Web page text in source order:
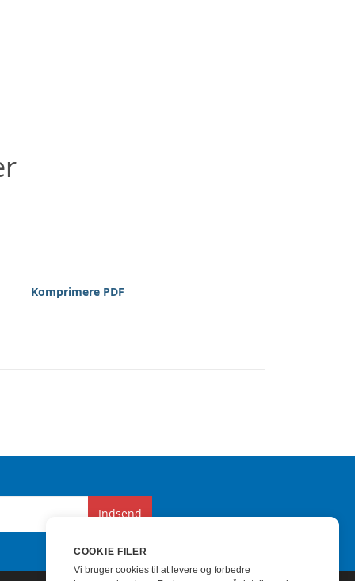
Komprimere PDF
Indsend
COOKIE FILER
Vi bruger cookies til at levere og forbedre